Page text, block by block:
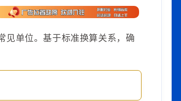
见单位。基于标准换算关系，确